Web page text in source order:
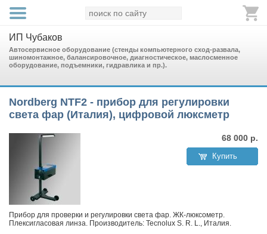
ИП Чубаков
Автосервисное оборудование (стенды компьютерного сход-развала,
шиномонтажное, балансировочное, диагностическое, маслосменное
оборудование, подъемники, гидравлика и пр.).
Nordberg NTF2 - прибор для регулировки
света фар (Италия), цифровой люксметр
68 000 р.
Купить
Прибор для проверки и регулировки света фар. ЖК-люксометр.
Плексигласовая линза. Производитель: Tecnolux S. R. L., Италия.